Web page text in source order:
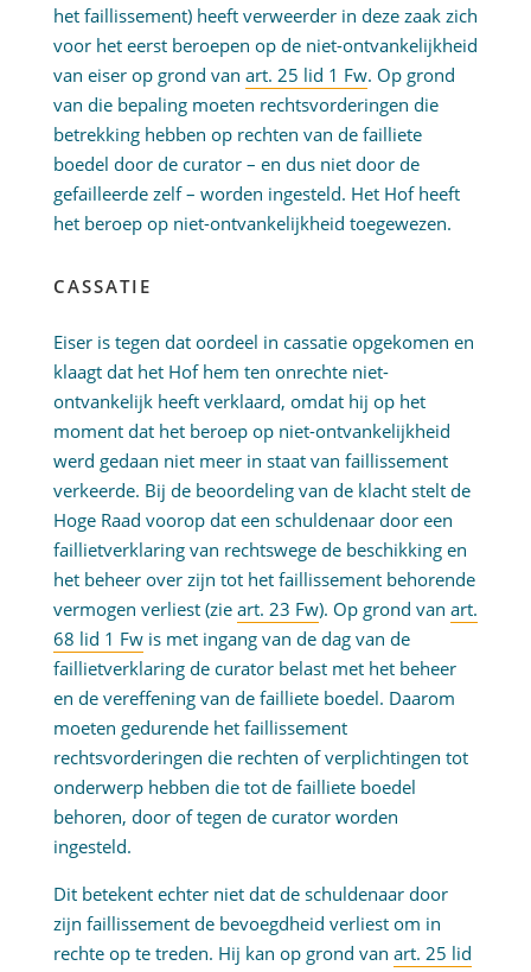
het faillissement) heeft verweerder in deze zaak zich
voor het eerst beroepen op de niet-ontvankelijkheid
van eiser op grond van art. 25 lid 1 Fw. Op grond
van die bepaling moeten rechtsvorderingen die
betrekking hebben op rechten van de failliete
boedel door de curator – en dus niet door de
gefailleerde zelf – worden ingesteld. Het Hof heeft
het beroep op niet-ontvankelijkheid toegewezen.
CASSATIE
Eiser is tegen dat oordeel in cassatie opgekomen en
klaagt dat het Hof hem ten onrechte niet-
ontvankelijk heeft verklaard, omdat hij op het
moment dat het beroep op niet-ontvankelijkheid
werd gedaan niet meer in staat van faillissement
verkeerde. Bij de beoordeling van de klacht stelt de
Hoge Raad voorop dat een schuldenaar door een
faillietverklaring van rechtswege de beschikking en
het beheer over zijn tot het faillissement behorende
vermogen verliest (zie art. 23 Fw). Op grond van art.
68 lid 1 Fwis met ingang van de dag van de
faillietverklaring de curator belast met het beheer
en de vereffening van de failliete boedel. Daarom
moeten gedurende het faillissement
rechtsvorderingen die rechten of verplichtingen tot
onderwerp hebben die tot de failliete boedel
behoren, door of tegen de curator worden
ingesteld.
Dit betekent echter niet dat de schuldenaar door
zijn faillissement de bevoegdheid verliest om in
rechte op te treden. Hij kan op grond van art. 25 lid